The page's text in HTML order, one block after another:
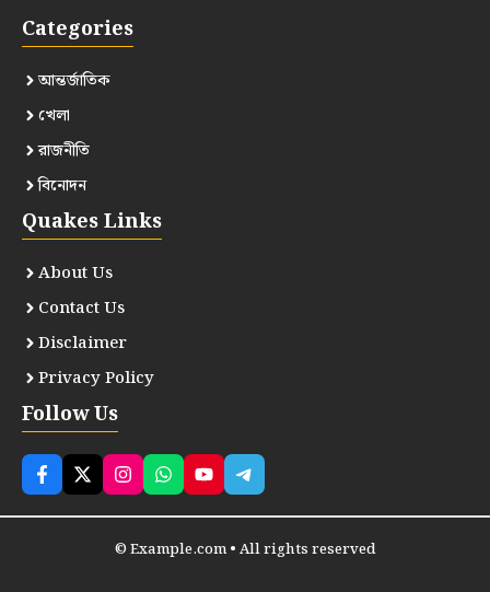
Categories
আন্তর্জাতিক
খেলা
রাজনীতি
বিনোদন
Quakes Links
About Us
Contact Us
Disclaimer
Privacy Policy
Follow Us
© Example.com • All rights reserved